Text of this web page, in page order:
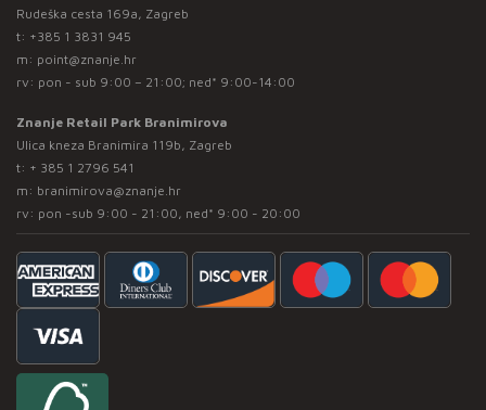
Rudeška cesta 169a, Zagreb
t: +385 1 3831 945
m: point@znanje.hr
rv: pon - sub 9:00 – 21:00; ned* 9:00-14:00
Znanje Retail Park Branimirova
Ulica kneza Branimira 119b, Zagreb
t: + 385 1 2796 541
m: branimirova@znanje.hr
rv: pon -sub 9:00 - 21:00, ned* 9:00 - 20:00